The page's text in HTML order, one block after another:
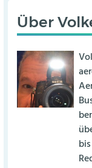
Über